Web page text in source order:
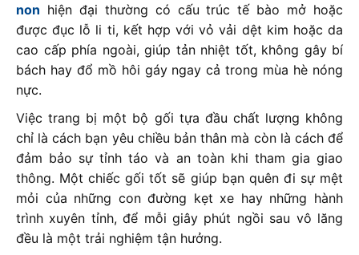
non hiện đại thường có cấu trúc tế bào mở hoặc
được đục lỗ li ti, kết hợp với vỏ vải dệt kim hoặc da
cao cấp phía ngoài, giúp tản nhiệt tốt, không gây bí
bách hay đổ mồ hôi gáy ngay cả trong mùa hè nóng
nực.
Việc trang bị một bộ gối tựa đầu chất lượng không
chỉ là cách bạn yêu chiều bản thân mà còn là cách để
đảm bảo sự tỉnh táo và an toàn khi tham gia giao
thông. Một chiếc gối tốt sẽ giúp bạn quên đi sự mệt
mỏi của những con đường kẹt xe hay những hành
trình xuyên tỉnh, để mỗi giây phút ngồi sau vô lăng
đều là một trải nghiệm tận hưởng.